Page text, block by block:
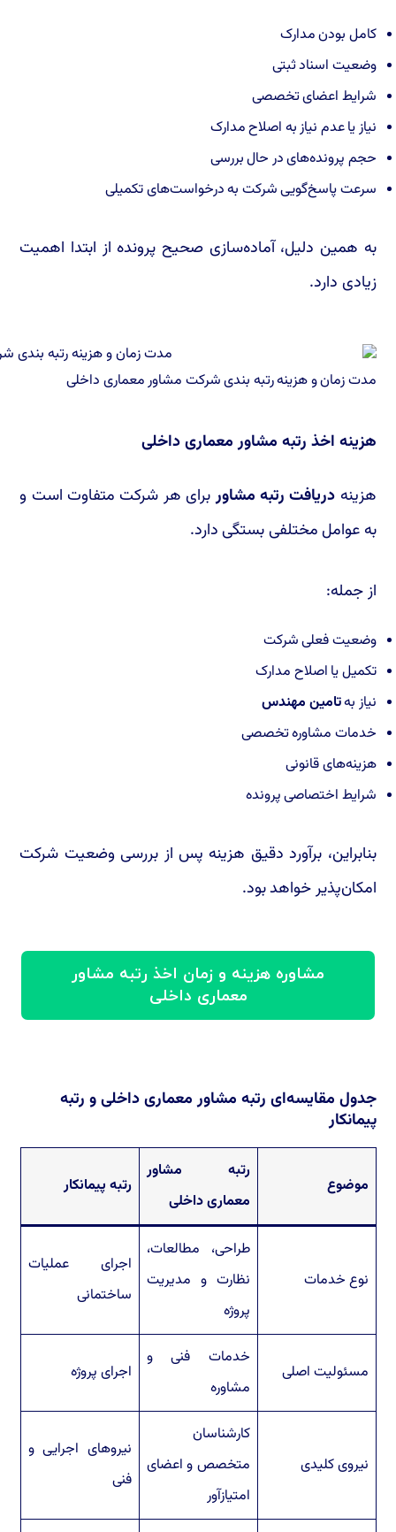
کامل بودن مدارک
وضعیت اسناد ثبتی
شرایط اعضای تخصصی
نیاز یا عدم نیاز به اصلاح مدارک
حجم پرونده‌های در حال بررسی
سرعت پاسخ‌گویی شرکت به درخواست‌های تکمیلی
به همین دلیل، آماده‌سازی صحیح پرونده از ابتدا اهمیت
زیادی دارد.
مدت زمان و هزینه رتبه بندی شرکت مشاور معماری داخلی
هزینه اخذ رتبه مشاور معماری داخلی
هزینه دریافت رتبه مشاوربرای هر شرکت متفاوت است و
به عوامل مختلفی بستگی دارد.
از جمله:
وضعیت فعلی شرکت
تکمیل یا اصلاح مدارک
نیاز بهتامین مهندس
خدمات مشاوره تخصصی
هزینه‌های قانونی
شرایط اختصاصی پرونده
بنابراین، برآورد دقیق هزینه پس از بررسی وضعیت شرکت
امکان‌پذیر خواهد بود.
مشاوره هزینه و زمان اخذ رتبه مشاور
معماری داخلی
جدول مقایسه‌ای رتبه مشاور معماری داخلی و رتبه
پیمانکار
موضوع
رتبه مشاور
معماری داخلی
رتبه پیمانکار
نوع خدمات
طراحی، مطالعات،
نظارت و مدیریت
پروژه
اجرای عملیات
ساختمانی
مسئولیت اصلی
خدمات فنی و
مشاوره
اجرای پروژه
نیروی کلیدی
کارشناسان
متخصص و اعضای
امتیازآور
نیروهای اجرایی و
فنی